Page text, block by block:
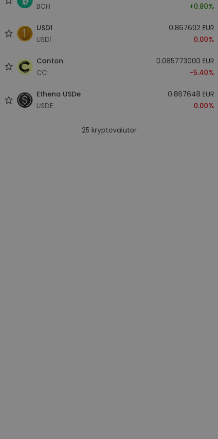
BCH
+0.80%
USD1
USD1
0.867692 EUR
0.00%
Canton
CC
0.085773000 EUR
-5.40%
Ethena USDe
USDE
0.867648 EUR
0.00%
25 kryptovalutor